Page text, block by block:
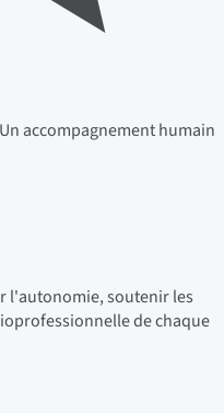
Un accompagnement humain
l'autonomie, soutenir les
de chaque